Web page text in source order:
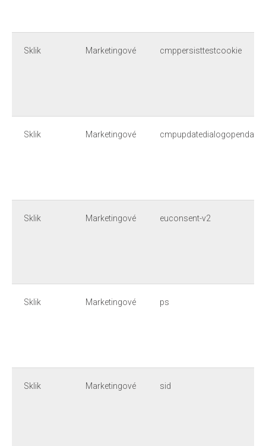
Sklik Marketingové cmppersisttestcookie
Sklik Marketingové cmpupdatedialogopendate
Sklik Marketingové euconsent-v2
Sklik Marketingové ps
Sklik Marketingové sid